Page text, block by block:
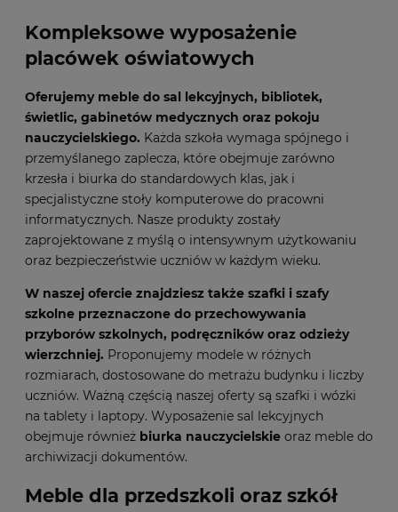
Kompleksowe wyposażenie
placówek oświatowych
Oferujemy meble do sal lekcyjnych, bibliotek,
świetlic, gabinetów medycznych oraz pokoju
nauczycielskiego. Każda szkoła wymaga spójnego i
przemyślanego zaplecza, które obejmuje zarówno
krzesła i biurka do standardowych klas, jak i
specjalistyczne stoły komputerowe do pracowni
informatycznych. Nasze produkty zostały
zaprojektowane z myślą o intensywnym użytkowaniu
oraz bezpieczeństwie uczniów w każdym wieku.
W naszej ofercie znajdziesz także szafki i szafy
szkolne przeznaczone do przechowywania
przyborów szkolnych, podręczników oraz odzieży
wierzchniej. Proponujemy modele w różnych
rozmiarach, dostosowane do metrażu budynku i liczby
uczniów. Ważną częścią naszej oferty są szafki i wózki
na tablety i laptopy. Wyposażenie sal lekcyjnych
obejmuje również biurka nauczycielskie oraz meble do
archiwizacji dokumentów.
Meble dla przedszkoli oraz szkół